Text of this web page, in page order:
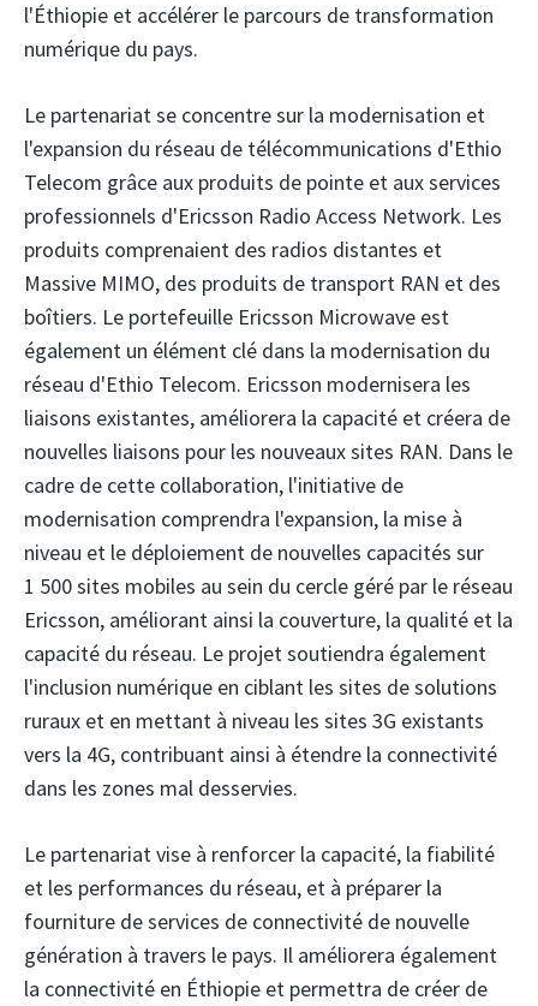
l'Éthiopie et accélérer le parcours de transformation
numérique du pays.
Le partenariat se concentre sur la modernisation et
l'expansion du réseau de télécommunications d'Ethio
Telecom grâce aux produits de pointe et aux services
professionnels d'Ericsson Radio Access Network. Les
produits comprenaient des radios distantes et
Massive MIMO, des produits de transport RAN et des
boîtiers. Le portefeuille Ericsson Microwave est
également un élément clé dans la modernisation du
réseau d'Ethio Telecom. Ericsson modernisera les
liaisons existantes, améliorera la capacité et créera de
nouvelles liaisons pour les nouveaux sites RAN. Dans le
cadre de cette collaboration, l'initiative de
modernisation comprendra l'expansion, la mise à
niveau et le déploiement de nouvelles capacités sur
1 500 sites mobiles au sein du cercle géré par le réseau
Ericsson, améliorant ainsi la couverture, la qualité et la
capacité du réseau. Le projet soutiendra également
l'inclusion numérique en ciblant les sites de solutions
ruraux et en mettant à niveau les sites 3G existants
vers la 4G, contribuant ainsi à étendre la connectivité
dans les zones mal desservies.
Le partenariat vise à renforcer la capacité, la fiabilité
et les performances du réseau, et à préparer la
fourniture de services de connectivité de nouvelle
génération à travers le pays. Il améliorera également
la connectivité en Éthiopie et permettra de créer de